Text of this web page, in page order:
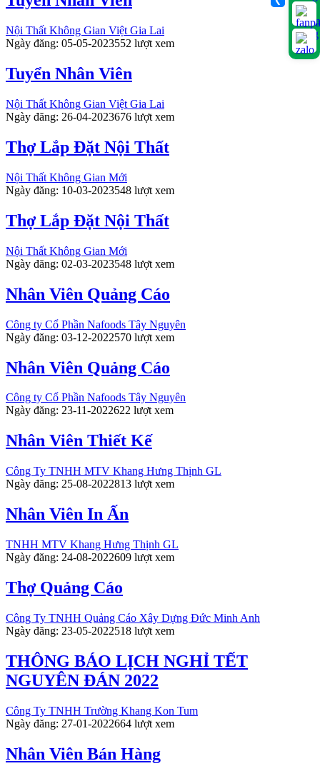
Nội Thất Không Gian Việt Gia Lai
Ngày đăng: 05-05-2023552 lượt xem
Tuyển Nhân Viên
Nội Thất Không Gian Việt Gia Lai
Ngày đăng: 26-04-2023676 lượt xem
Thợ Lắp Đặt Nội Thất
Nội Thất Không Gian Mới
Ngày đăng: 10-03-2023548 lượt xem
Thợ Lắp Đặt Nội Thất
Nội Thất Không Gian Mới
Ngày đăng: 02-03-2023548 lượt xem
Nhân Viên Quảng Cáo
Công ty Cổ Phần Nafoods Tây Nguyên
Ngày đăng: 03-12-2022570 lượt xem
Nhân Viên Quảng Cáo
Công ty Cổ Phần Nafoods Tây Nguyên
Ngày đăng: 23-11-2022622 lượt xem
Nhân Viên Thiết Kế
Công Ty TNHH MTV Khang Hưng Thịnh GL
Ngày đăng: 25-08-2022813 lượt xem
Nhân Viên In Ấn
TNHH MTV Khang Hưng Thịnh GL
Ngày đăng: 24-08-2022609 lượt xem
Thợ Quảng Cáo
Công Ty TNHH Quảng Cáo Xây Dựng Đức Minh Anh
Ngày đăng: 23-05-2022518 lượt xem
THÔNG BÁO LỊCH NGHỈ TẾT
NGUYÊN ĐÁN 2022
Công Ty TNHH Trường Khang Kon Tum
Ngày đăng: 27-01-2022664 lượt xem
Nhân Viên Bán Hàng